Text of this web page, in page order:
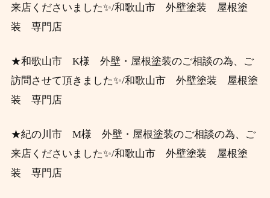
来店くださいました✨/和歌山市 外壁塗装 屋根塗
装 専門店
★和歌山市 K様 外壁・屋根塗装のご相談の為、ご
訪問させて頂きました✨/和歌山市 外壁塗装 屋根塗
装 専門店
★紀の川市 M様 外壁・屋根塗装のご相談の為、ご
来店くださいました✨/和歌山市 外壁塗装 屋根塗
装 専門店